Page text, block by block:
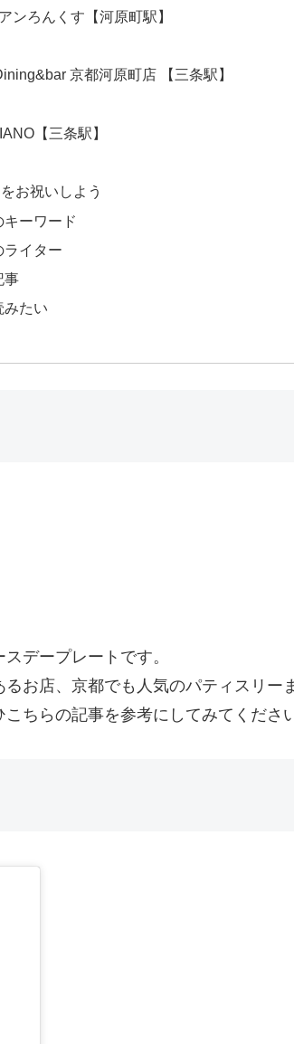
ンろんくす【河原町駅】
京都河原町店 【三条駅】
【三条駅】
お祝いしよう
キーワード
ライター
事
みたい
デープレートです。
お店、京都でも人気のパティスリ
ちらの記事を参考にしてみてくださ